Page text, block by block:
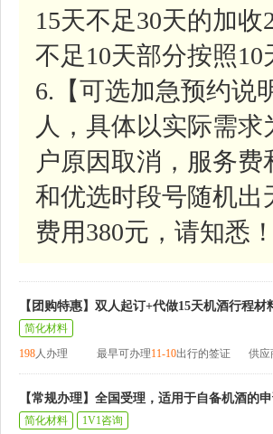
15天不足30天的加
不足10天部分按照10
6.【可选加急预约说
人，具体以实际需
户原因取消，服务
和优选时段号随机
费用380元，请知悉！
【团购特惠】双人起订+代做15天机酒行程
简化材料
198人办理 最早可办理11-10出行的签证 供应
【常规办理】全国受理，适用于自备机酒的申
简化材料
1V1咨询